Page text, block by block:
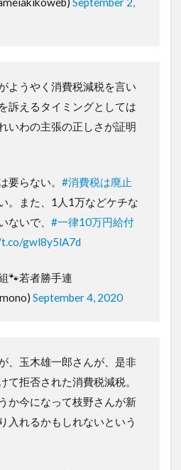
ようやく消費税減税を言い
訴えるタイミングとしては
いわの主張の正しさが証明
要らない。 #消費税は廃止
。また、1人1万などケチな
ないで、 #一律10万円給付
gwl8y5lA7d
🐾若者勝手連
September 4, 2020
、玉木雄一郎さんが、是非
て拒否された消費税減税。
か今になって枝野さんが新
入れるかもしれないという